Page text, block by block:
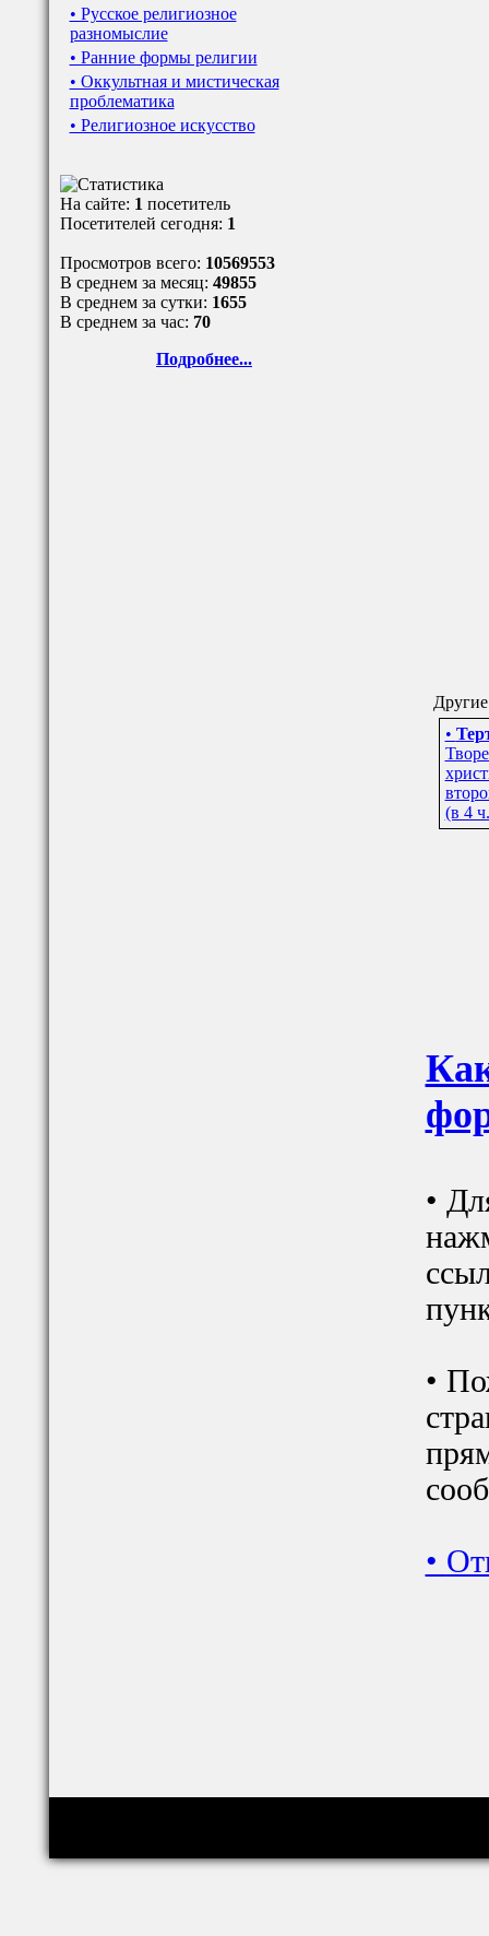
• Русское религиозное
разномыслие
• Ранние формы религии
• Оккультная и мистическая
проблематика
• Религиозное искусство
На сайте: 1 посетитель
Посетителей сегодня: 1
Просмотров всего: 10569553
В среднем за месяц: 49855
В среднем за сутки: 1655
В среднем за час: 70
Подробнее...
•
(в 4
•
•
•